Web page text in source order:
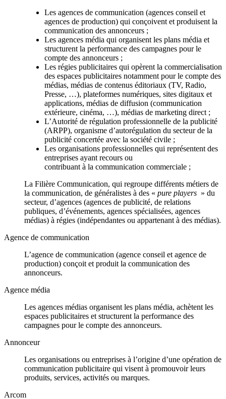
Les agences de communication (agences conseil et
agences de production) qui conçoivent et produisent la
communication des annonceurs ;
Les agences média qui organisent les plans média et
structurent la performance des campagnes pour le
compte des annonceurs ;
Les régies publicitaires qui opèrent la commercialisation
des espaces publicitaires notamment pour le compte des
médias, médias de contenus éditoriaux (TV, Radio,
Presse, …), plateformes numériques, sites digitaux et
applications, médias de diffusion (communication
extérieure, cinéma, …), médias de marketing direct ;
L’Autorité de régulation professionnelle de la publicité
(ARPP), organisme d’autorégulation du secteur de la
publicité concertée avec la société civile ;
Les organisations professionnelles qui représentent des
entreprises ayant recours ou
contribuant à la communication commerciale ;
La Filière Communication, qui regroupe différents métiers de
la communication, de généralistes à des « pure players » du
secteur, d’agences (agences de publicité, de relations
publiques, d’événements, agences spécialisées, agences
médias) à régies (indépendantes ou appartenant à des médias).
Agence de communication
L’agence de communication (agence conseil et agence de
production) conçoit et produit la communication des
annonceurs.
Agence média
Les agences médias organisent les plans média, achètent les
espaces publicitaires et structurent la performance des
campagnes pour le compte des annonceurs.
Annonceur
Les organisations ou entreprises à l’origine d’une opération de
communication publicitaire qui visent à promouvoir leurs
produits, services, activités ou marques.
Arcom